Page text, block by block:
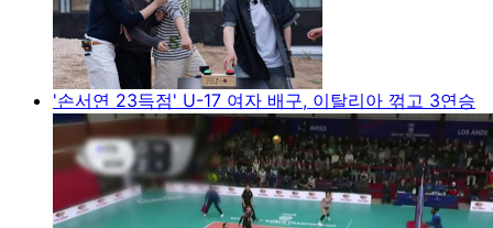
'손서연 23득점' U-17 여자 배구, 이탈리아 꺾고 3연승